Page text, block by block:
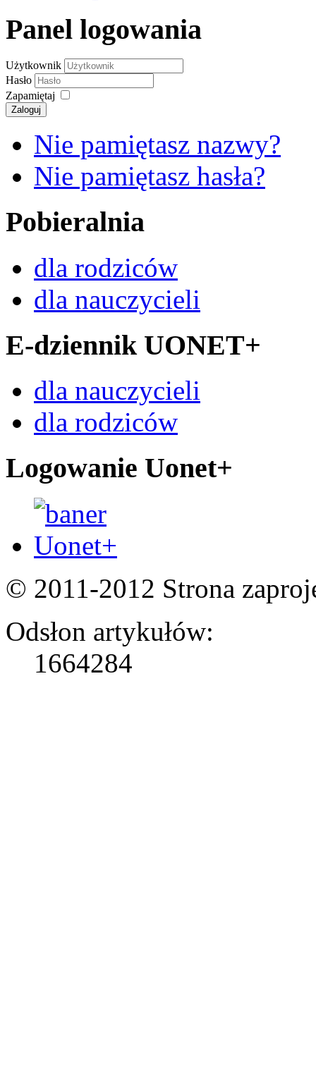
Panel logowania
Użytkownik
Hasło
Zapamiętaj
Zaloguj
Nie pamiętasz nazwy?
Nie pamiętasz hasła?
Pobieralnia
dla rodziców
dla nauczycieli
E-dziennik UONET+
dla nauczycieli
dla rodziców
Logowanie Uonet+
© 2011-2012 Strona
Odsłon artykułów:
1664284